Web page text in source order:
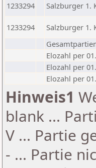
1233294 Salzburger 1.
1233294 Salzburger 1.
Elozahl per
Elozahl per
Elozahl per
Hinweis1
blank ...
V ... Partie
- ... Partie